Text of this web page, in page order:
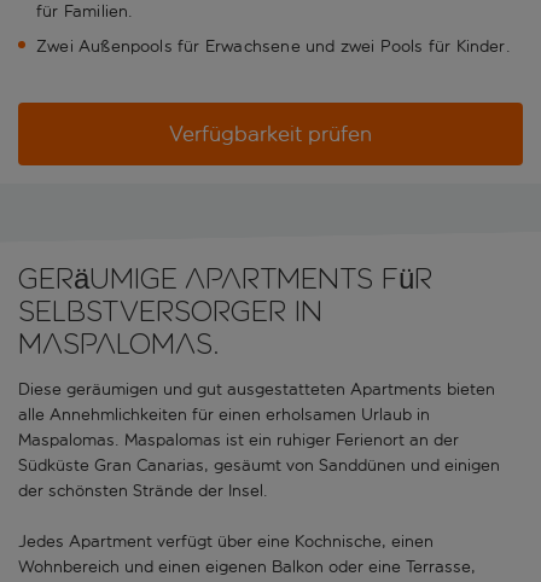
für Familien.
Zwei Außenpools für Erwachsene und zwei Pools für Kinder.
Verfügbarkeit prüfen
Geräumige Apartments für
Selbstversorger in
Maspalomas.
Diese geräumigen und gut ausgestatteten Apartments bieten
alle Annehmlichkeiten für einen erholsamen Urlaub in
Maspalomas. Maspalomas ist ein ruhiger Ferienort an der
Südküste Gran Canarias, gesäumt von Sanddünen und einigen
der schönsten Strände der Insel.
Jedes Apartment verfügt über eine Kochnische, einen
Wohnbereich und einen eigenen Balkon oder eine Terrasse,